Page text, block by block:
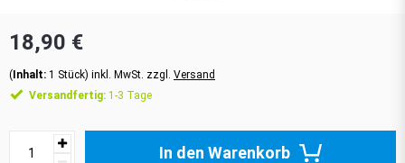
18,90 €
(Inhalt: 1 Stück) inkl. MwSt. zzgl. Versand
Versandfertig: 1-3 Tage
In den Warenkorb